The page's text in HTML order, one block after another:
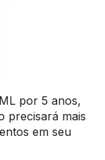
por 5 anos,
precisará mais
em seu